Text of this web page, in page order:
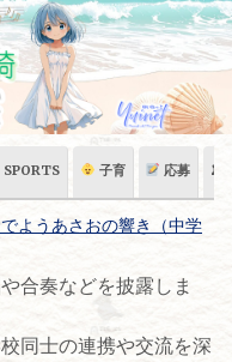
SPORTS 子育 応募 🏛
合奏などを披露しま
同士の連携や交流を深